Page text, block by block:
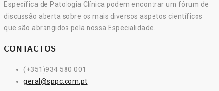
Específica de Patologia Clínica podem encontrar um fórum de
discussão aberta sobre os mais diversos aspetos científicos
que são abrangidos pela nossa Especialidade.
CONTACTOS
(+351)934 580 001
geral@sppc.com.pt